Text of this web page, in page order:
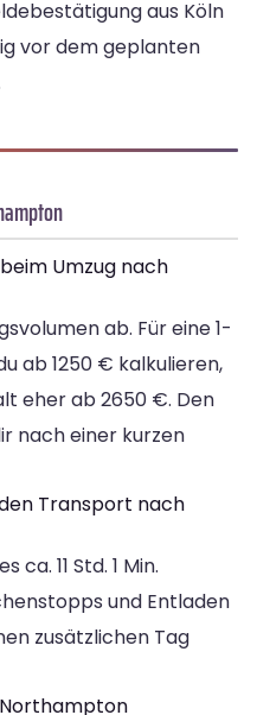
aus Köln
vor dem geplanten
Umzug nach
ab. Für eine 1-
ab 1250 € kalkulieren,
eher ab 2650 €. Den
nach einer kurzen
Transport nach
11 Std. 1 Min.
und Entladen
zusätzlichen Tag